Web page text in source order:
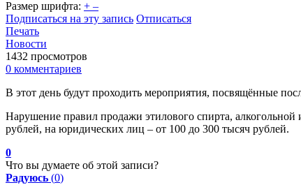
Размер шрифта: + –
Подписаться на эту запись Отписаться
Печать
Новости
1432 просмотров
0 комментариев
В этот день будут проходить мероприятия, посвящённые
Нарушение правил продажи этилового спирта,
рублей, на юридических лиц – от 100 до 300 тысяч рублей.
0
Что вы думаете об этой записи?
Радуюсь (0)